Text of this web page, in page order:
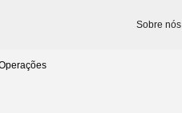
Sobre nós